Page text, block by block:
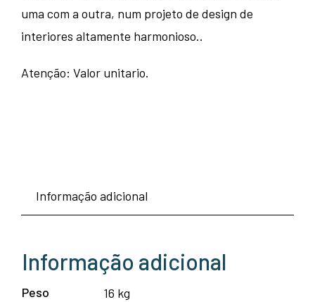
uma com a outra, num projeto de design de
interiores altamente harmonioso..
Atenção: Valor unitario.
Informação adicional
Informação adicional
Peso
16 kg